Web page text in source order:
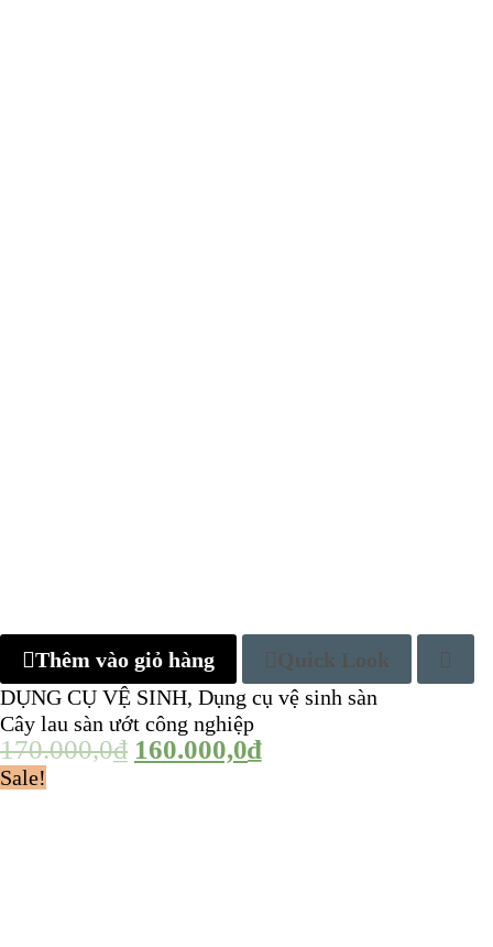
Thêm vào giỏ hàng
Quick Look
DỤNG CỤ VỆ SINH, Dụng cụ vệ sinh sàn
Cây lau sàn ướt công nghiệp
170.000,0₫ 160.000,0₫
Sale!